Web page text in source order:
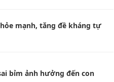
mạnh, tăng đề kháng tự
bỉm ảnh hưởng đến con